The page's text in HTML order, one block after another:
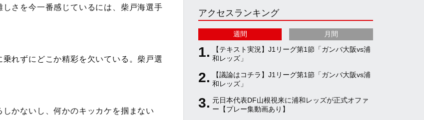
さを今一番感じているには、柴戸海選手
れずにどこか精彩を欠いている。柴戸選
かないし、何かのキッカケを掴まない
r
a
m
e
C
h
アクセスランキング
週間 月間
【テキスト実況】J1リーグ第1節「ガンバ大阪vs浦
和レッズ」
【議論はコチラ】J1リーグ第1節「ガンバ大阪vs浦
和レッズ」
元日本代表DF山根視来に浦和レッズが正式オファ
ー【プレー集動画あり】